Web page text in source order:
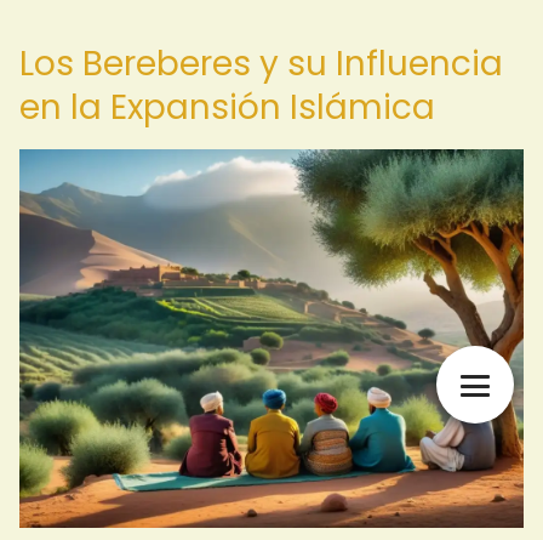
Los Bereberes y su Influencia
en la Expansión Islámica